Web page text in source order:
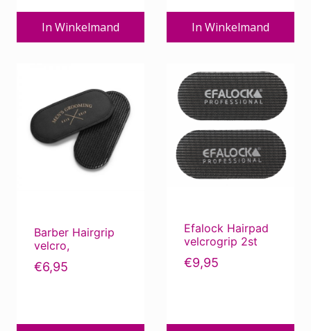
In Winkelmand In Winkelmand
Barber Hairgrip
velcro,
€6,95
Efalock Hairpad
velcrogrip 2st
€9,95